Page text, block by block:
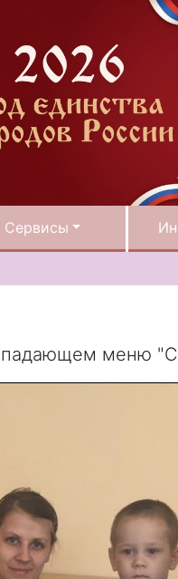
Сервисы
меню